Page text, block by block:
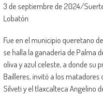
3 de septiembre de 2024/
Lobatón
Fue en el municipio queretano
se halla la ganadería de Palma
oliva y azul celeste, a donde su
Bailleres, invitó a los matadores
Silveti y el tlaxcalteca Angelino